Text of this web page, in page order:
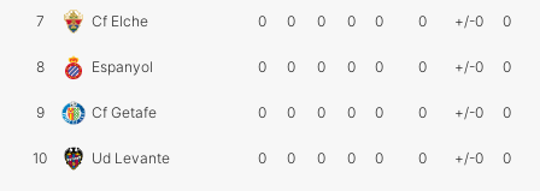
7 Cf Elche 0 0 0 0 0 0 +/-0 0
8 Espanyol 0 0 0 0 0 0 +/-0 0
9 Cf Getafe 0 0 0 0 0 0 +/-0 0
10 Ud Levante 0 0 0 0 0 0 +/-0 0